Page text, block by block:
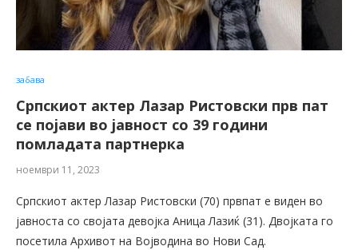
забава
Српскиот актер Лазар Ристовски прв пат
се појави во јавност со 39 години
помладата партнерка
ноември 11, 2023
Српскиот актер Лазар Ристовски (70) првпат е виден во
јавноста со својата девојка Аница Лазиќ (31). Двојката го
посетила Архивот на Војводина во Нови Сад.